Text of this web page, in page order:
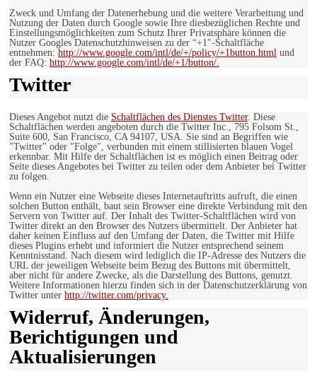
Zweck und Umfang der Datenerhebung und die weitere Verarbeitung und
Nutzung der Daten durch Google sowie Ihre diesbezüglichen Rechte und
Einstellungsmöglichkeiten zum Schutz Ihrer Privatsphäre können die
Nutzer Googles Datenschutzhinweisen zu der “+1″-Schaltfläche
entnehmen: http://www.google.com/intl/de/+/policy/+1button.html und
der FAQ: http://www.google.com/intl/de/+1/button/.
Twitter
Dieses Angebot nutzt die Schaltflächen des Dienstes Twitter. Diese
Schaltflächen werden angeboten durch die Twitter Inc., 795 Folsom St.,
Suite 600, San Francisco, CA 94107, USA. Sie sind an Begriffen wie
"Twitter" oder "Folge", verbunden mit einem stillisierten blauen Vogel
erkennbar. Mit Hilfe der Schaltflächen ist es möglich einen Beitrag oder
Seite dieses Angebotes bei Twitter zu teilen oder dem Anbieter bei Twitter
zu folgen.
Wenn ein Nutzer eine Webseite dieses Internetauftritts aufruft, die einen
solchen Button enthält, baut sein Browser eine direkte Verbindung mit den
Servern von Twitter auf. Der Inhalt des Twitter-Schaltflächen wird von
Twitter direkt an den Browser des Nutzers übermittelt. Der Anbieter hat
daher keinen Einfluss auf den Umfang der Daten, die Twitter mit Hilfe
dieses Plugins erhebt und informiert die Nutzer entsprechend seinem
Kenntnisstand. Nach diesem wird lediglich die IP-Adresse des Nutzers die
URL der jeweiligen Webseite beim Bezug des Buttons mit übermittelt,
aber nicht für andere Zwecke, als die Darstellung des Buttons, genutzt.
Weitere Informationen hierzu finden sich in der Datenschutzerklärung von
Twitter unter http://twitter.com/privacy.
Widerruf, Änderungen,
Berichtigungen und
Aktualisierungen